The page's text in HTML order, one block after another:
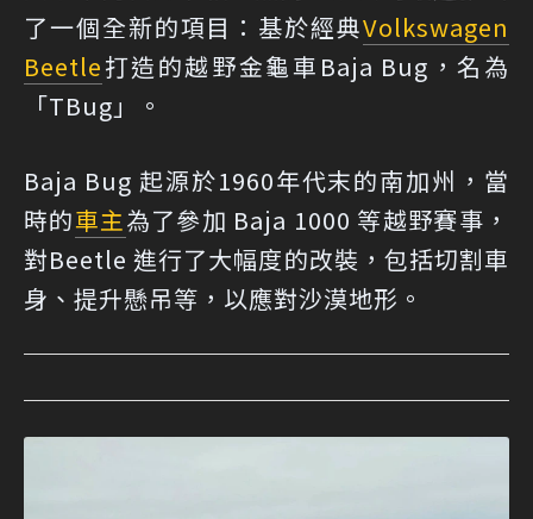
了一個全新的項目：基於經典Volkswagen
Beetle打造的越野金龜車Baja Bug，名為
「TBug」。
Baja Bug 起源於1960年代末的南加州，當
時的車主為了參加 Baja 1000 等越野賽事，
對Beetle 進行了大幅度的改裝，包括切割車
身、提升懸吊等，以應對沙漠地形。